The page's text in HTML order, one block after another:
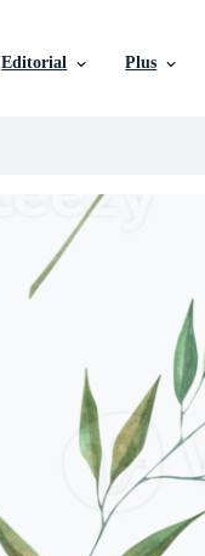
Editorial Plus